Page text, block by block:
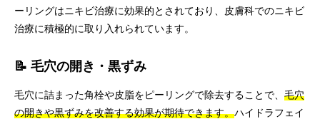
ーリングはニキビ治療に効果的とされており、皮膚科でのニキビ
治療に積極的に取り入れられています。
📝 毛穴の開き・黒ずみ
毛穴に詰まった角栓や皮脂をピーリングで除去することで、 毛穴
の開きや黒ずみを改善する効果が期待できます。ハイドラフェイ